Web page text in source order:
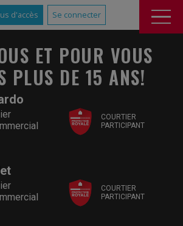
d'accès Se connecter
COURTIER
PARTICIPANT
COURTIER
PARTICIPANT
ET POUR VOUS
PLUS DE 15 ANS!